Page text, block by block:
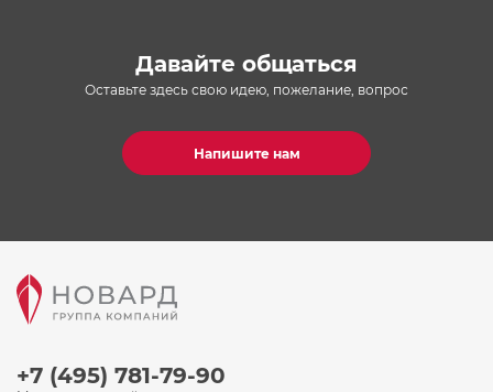
Давайте общаться
Оставьте здесь свою идею, пожелание, вопрос
Напишите нам
+7 (495) 781-79-90